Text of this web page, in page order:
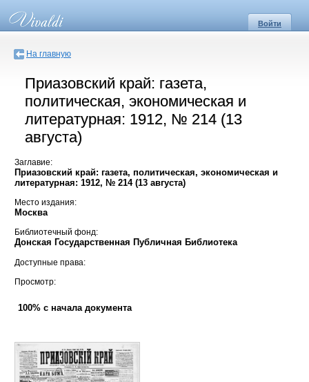
Войти
На главную
Приазовский край: газета,
политическая, экономическая и
литературная: 1912, № 214 (13
августа)
Заглавие:
Приазовский край: газета, политическая, экономическая и
литературная: 1912, № 214 (13 августа)
Место издания:
Москва
Библиотечный фонд:
Донская Государственная Публичная Библиотека
Доступные права:
Просмотр:
100% с начала документа